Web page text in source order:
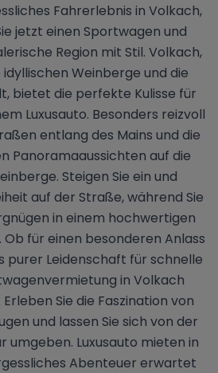
Fahrerlebnis in Volkach,
jetzt einen Sportwagen und
Region mit Stil. Volkach,
Weinberge und die
bietet die perfekte Kulisse für
Luxusauto. Besonders reizvoll
entlang des Mains und die
Panoramaaussichten auf die
Steigen Sie ein und
auf der Straße, während Sie
in einem hochwertigen
für einen besonderen Anlass
purer Leidenschaft für schnelle
in Volkach
Sie die Faszination von
und lassen Sie sich von der
umgeben. Luxusauto mieten in
Abenteuer erwartet